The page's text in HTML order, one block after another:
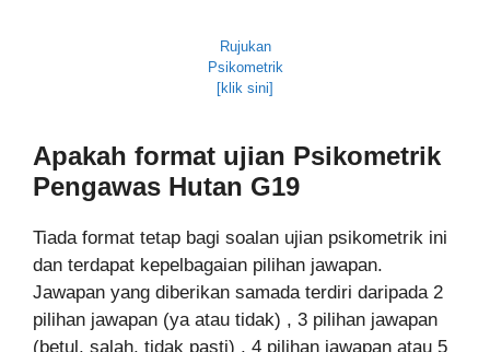
Rujukan
Psikometrik
[klik sini]
Apakah format ujian Psikometrik
Pengawas Hutan G19
Tiada format tetap bagi soalan ujian psikometrik ini
dan terdapat kepelbagaian pilihan jawapan.
Jawapan yang diberikan samada terdiri daripada 2
pilihan jawapan (ya atau tidak) , 3 pilihan jawapan
(betul, salah, tidak pasti) , 4 pilihan jawapan atau 5